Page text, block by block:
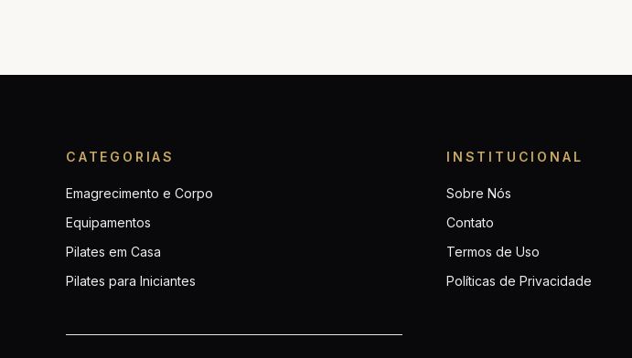
CATEGORIAS
Emagrecimento e Corpo
Equipamentos
Pilates em Casa
Pilates para Iniciantes
INSTITUCIONAL
Sobre Nós
Contato
Termos de Uso
Políticas de Privacidade